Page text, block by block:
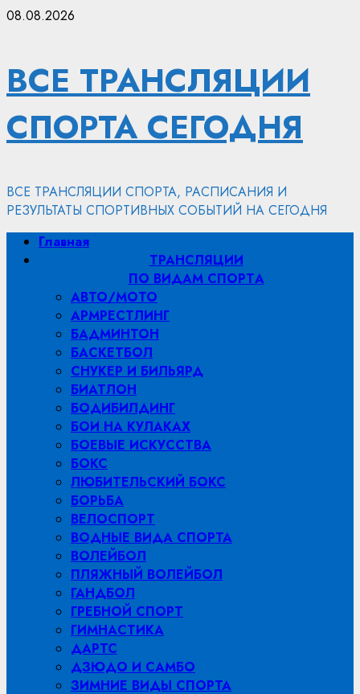
Перейти
08.08.2026
ВСЕ ТРАНСЛЯЦИИ
СПОРТА СЕГОДНЯ
ВСЕ ТРАНСЛЯЦИИ СПОРТА, РАСПИСАНИЯ И
РЕЗУЛЬТАТЫ СПОРТИВНЫХ СОБЫТИЙ НА СЕГОДНЯ
Основное
меню
Главная
ТРАНСЛЯЦИИ
ПО ВИДАМ СПОРТA
АВТО/МОТО
АРМРЕСТЛИНГ
БАДМИНТОН
БАСКЕТБОЛ
СНУКЕР И БИЛЬЯРД
БИАТЛОН
БОДИБИЛДИНГ
БОИ НА КУЛАКАХ
БОЕВЫЕ ИСКУССТВА
БОКС
ЛЮБИТЕЛЬСКИЙ БОКС
БОРЬБА
ВЕЛОСПОРТ
ВОДНЫЕ ВИДА СПОРТА
ВОЛЕЙБОЛ
ПЛЯЖНЫЙ ВОЛЕЙБОЛ
ГАНДБОЛ
ГРЕБНОЙ СПОРТ
ГИМНАСТИКА
ДАРТС
ДЗЮДО И САМБО
ЗИМНИЕ ВИДЫ СПОРТА